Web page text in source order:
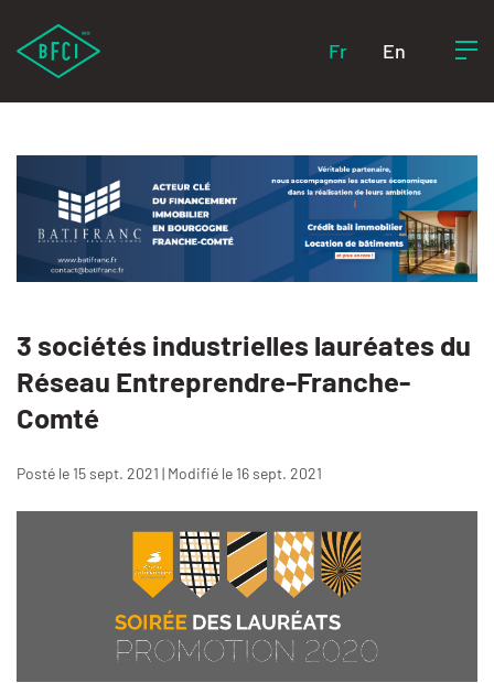
Fr En
3 sociétés industrielles lauréates du
Réseau Entreprendre-Franche-
Comté
Posté le 15 sept. 2021 | Modifié le 16 sept. 2021